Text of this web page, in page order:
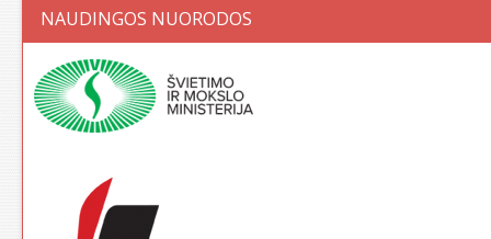
NAUDINGOS NUORODOS